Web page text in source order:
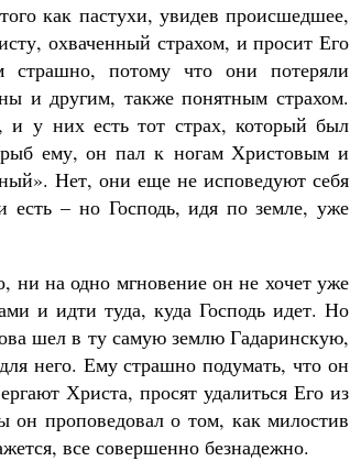
как пастухи, увидев происшедшее,
охваченный страхом, и просит Его
страшно, потому что они потеряли
и другим, также понятным страхом.
у них есть тот страх, который был
рыб ему, он пал к ногам Христовым и
Нет, они еще не исповедуют себя
есть – но Господь, идя по земле, уже
ни на одно мгновение он не хочет уже
и идти туда, куда Господь идет. Но
шел в ту самую землю Гадаринскую,
него. Ему страшно подумать, что он
Христа, просят удалиться Его из
он проповедовал о том, как милостив
все совершенно безнадежно.